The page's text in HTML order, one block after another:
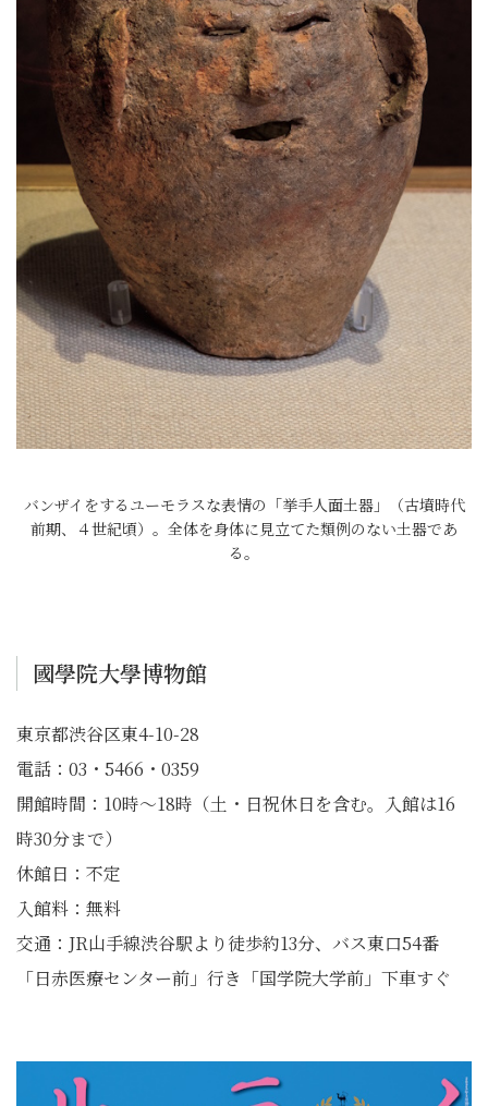
バンザイをするユーモラスな表情の「挙手人面土器」（古墳時代
前期、４世紀頃）。全体を身体に見立てた類例のない土器であ
る。
國學院大學博物館
東京都渋谷区東4-10-28
電話：03・5466・0359
開館時間：10時～18時（土・日祝休日を含む。入館は16
時30分まで）
休館日：不定
入館料：無料
交通：JR山手線渋谷駅より徒歩約13分、バス東口54番
「日赤医療センター前」行き「国学院大学前」下車すぐ